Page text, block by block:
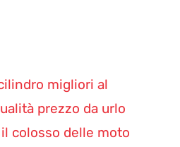
migliori al
prezzo da urlo
il colosso delle moto